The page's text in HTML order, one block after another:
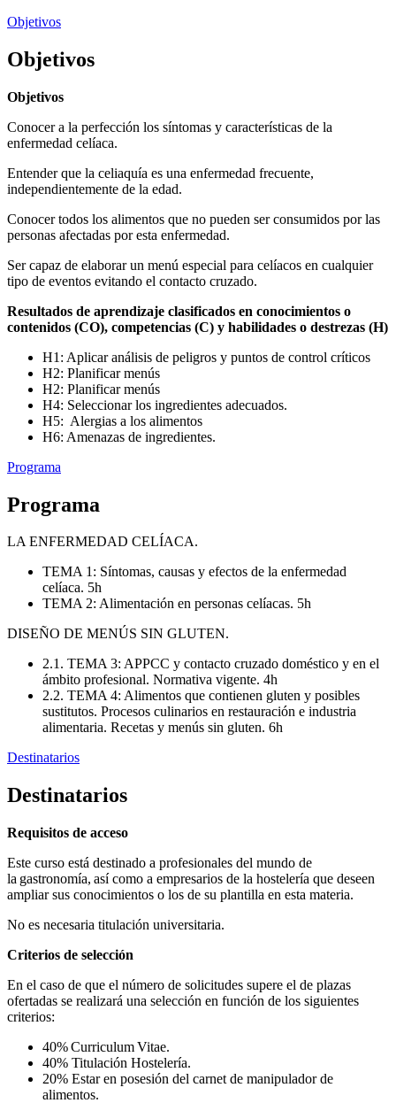
Objetivos
Objetivos
Objetivos
Conocer a la perfección los síntomas y características de la
enfermedad celíaca.
Entender que la celiaquía es una enfermedad frecuente,
independientemente de la edad.
Conocer todos los alimentos que no pueden ser consumidos por las
personas afectadas por esta enfermedad.
Ser capaz de elaborar un menú especial para celíacos en cualquier
tipo de eventos evitando el contacto cruzado.
Resultados de aprendizaje clasificados en conocimientos o
contenidos (CO), competencias (C) y habilidades o destrezas (H)
H1: Aplicar análisis de peligros y puntos de control críticos
H2: Planificar menús
H2: Planificar menús
H4: Seleccionar los ingredientes adecuados.
H5: Alergias a los alimentos
H6: Amenazas de ingredientes.
Programa
Programa
LA ENFERMEDAD CELÍACA.
TEMA 1: Síntomas, causas y efectos de la enfermedad
celíaca. 5h
TEMA 2: Alimentación en personas celíacas. 5h
DISEÑO DE MENÚS SIN GLUTEN.
2.1. TEMA 3: APPCC y contacto cruzado doméstico y en el
ámbito profesional. Normativa vigente. 4h
2.2. TEMA 4: Alimentos que contienen gluten y posibles
sustitutos. Procesos culinarios en restauración e industria
alimentaria. Recetas y menús sin gluten. 6h
Destinatarios
Destinatarios
Requisitos de acceso
Este curso está destinado a profesionales del mundo de
la gastronomía, así como a empresarios de la hostelería que deseen
ampliar sus conocimientos o los de su plantilla en esta materia.
No es necesaria titulación universitaria.
Criterios de selección
En el caso de que el número de solicitudes supere el de plazas
ofertadas se realizará una selección en función de los siguientes
criterios:
40% Curriculum Vitae.
40% Titulación Hostelería.
20% Estar en posesión del carnet de manipulador de
alimentos.